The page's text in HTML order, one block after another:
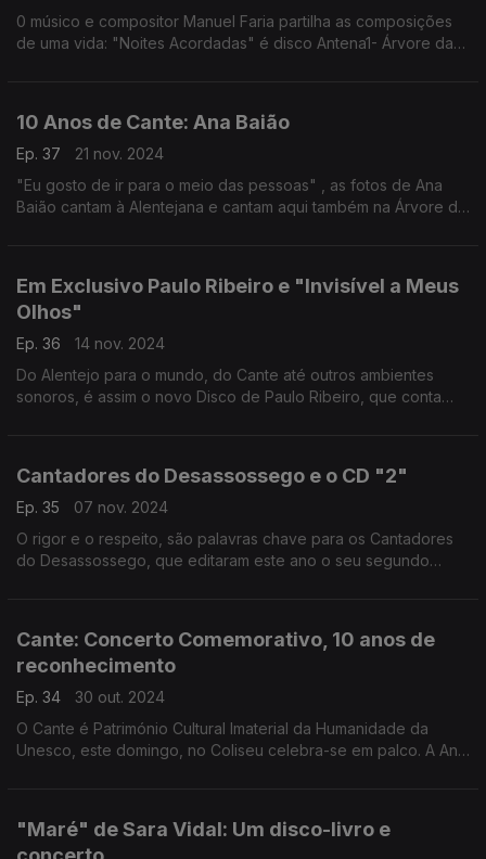
0 músico e compositor Manuel Faria partilha as composições
de uma vida: "Noites Acordadas" é disco Antena1- Árvore da
10 Anos de Cante: Ana Baião
Ep. 37
21 nov. 2024
"Eu gosto de ir para o meio das pessoas" , as fotos de Ana
Baião cantam à Alentejana e cantam aqui também na Árvore da
Em Exclusivo Paulo Ribeiro e "Invisível a Meus
Olhos"
Ep. 36
14 nov. 2024
Do Alentejo para o mundo, do Cante até outros ambientes
sonoros, é assim o novo Disco de Paulo Ribeiro, que conta
Cantadores do Desassossego e o CD "2"
Ep. 35
07 nov. 2024
O rigor e o respeito, são palavras chave para os Cantadores
do Desassossego, que editaram este ano o seu segundo
Cante: Concerto Comemorativo, 10 anos de
reconhecimento
Ep. 34
30 out. 2024
O Cante é Património Cultural Imaterial da Humanidade da
Unesco, este domingo, no Coliseu celebra-se em palco. A Ana
"Maré" de Sara Vidal: Um disco-livro e